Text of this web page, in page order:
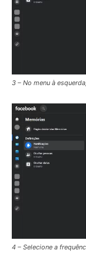
3 – No menu à
4 – Selecione a